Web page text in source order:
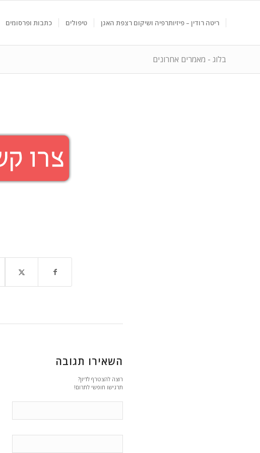
ריטה רודין – פיזיותרפיה ושיקום רצפת האגן טיפולים כתבות ופרסומים
בלוג - מאמרים אחרונים
השאירו תגובה
רוצה להצטרף לדיון?
תרגישו חופשי לתרום!